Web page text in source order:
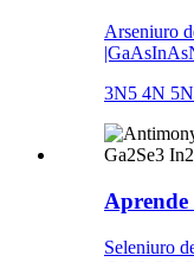
Arseniuro
3N5 4N
Aprende
Seleniuro